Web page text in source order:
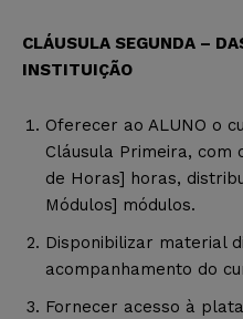
CLÁUSULA SEGUNDA –
INSTITUIÇÃO
Oferecer ao ALUNO o
Cláusula Primeira, com
de Horas] horas,
Módulos] módulos.
Disponibilizar material
acompanhamento do
Fornecer acesso à